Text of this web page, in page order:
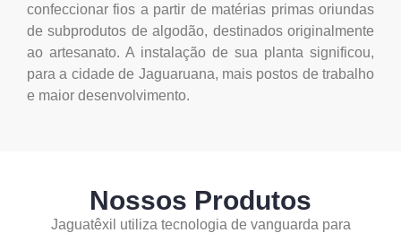
confeccionar fios a partir de matérias primas oriundas
de subprodutos de algodão, destinados originalmente
ao artesanato. A instalação de sua planta significou,
para a cidade de Jaguaruana, mais postos de trabalho
e maior desenvolvimento.
Nossos Produtos
Jaguatêxil utiliza tecnologia de vanguarda para